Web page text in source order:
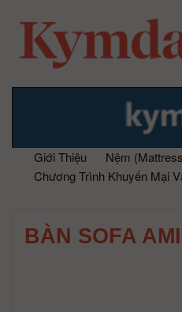
Giới Thiệu Nệm
Chương Trình Khuyến Mại
BÀN SOFA